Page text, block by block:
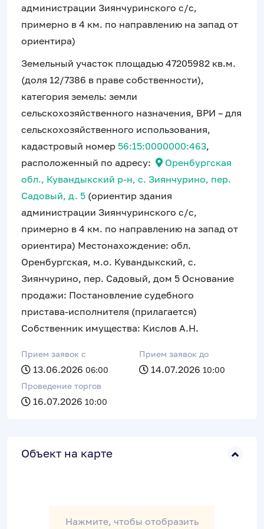
администрации Зиянчуринского с/с,
примерно в 4 км. по направлению на запад от
ориентира)
Земельный участок площадью 47205982 кв.м.
(доля 12/7386 в праве собственности),
категория земель: земли
сельскохозяйственного назначения, ВРИ – для
сельскохозяйственного использования,
кадастровый номер 56:15:0000000:463,
расположенный по адресу:
Оренбургская
обл., Кувандыкский р-н, с. Зиянчурино, пер.
Садовый, д. 5 (ориентир здания
администрации Зиянчуринского с/с,
примерно в 4 км. по направлению на запад от
ориентира) Местонахождение: обл.
Оренбургская, м.о. Кувандыкский, с.
Зиянчурино, пер. Садовый, дом 5 Основание
продажи: Постановление судебного
пристава-исполнителя (прилагается)
Собственник имущества: Кислов А.Н.
Прием заявок c
13.06.2026 06:00
Прием заявок до
14.07.2026 10:00
Проведение торгов
16.07.2026 10:00
Объект на карте
Нажмите, чтобы отобразить